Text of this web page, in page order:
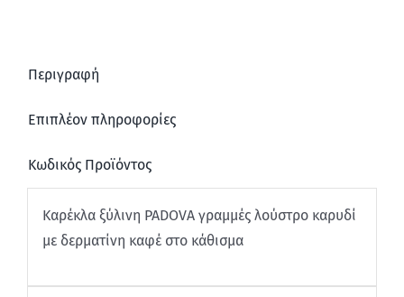
Περιγραφή
Επιπλέον πληροφορίες
Κωδικός Προϊόντος
Καρέκλα ξύλινη PADOVA γραμμές λούστρο καρυδί
με δερματίνη καφέ στο κάθισμα